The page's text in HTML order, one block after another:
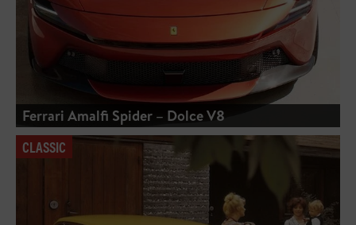
Ferrari Amalfi Spider – Dolce V8
CLASSIC